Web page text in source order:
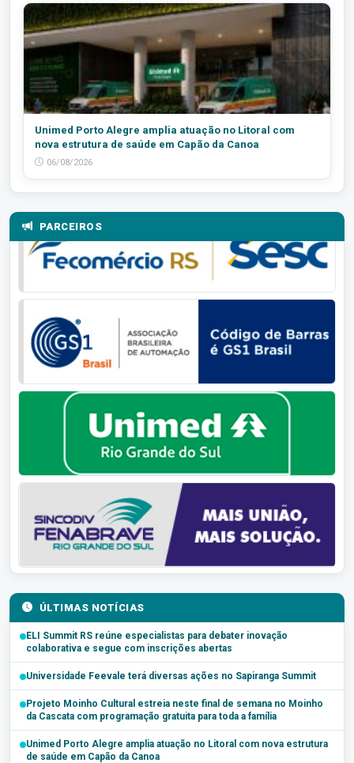
Unimed Porto Alegre amplia atuação no Litoral com
nova estrutura de saúde em Capão da Canoa
06/08/2026
PARCEIROS
ÚLTIMAS NOTÍCIAS
ELI Summit RS reúne especialistas para debater inovação
colaborativa e segue com inscrições abertas
Universidade Feevale terá diversas ações no Sapiranga Summit
Projeto Moinho Cultural estreia neste final de semana no Moinho
da Cascata com programação gratuita para toda a família
Unimed Porto Alegre amplia atuação no Litoral com nova estrutura
de saúde em Capão da Canoa